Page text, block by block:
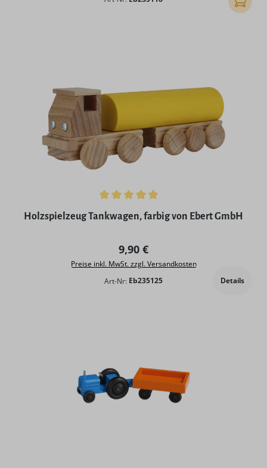
Durchschnittliche Bewertung von 5 von 5 Sternen
Holzspielzeug Tankwagen, farbig von Ebert GmbH
Regulärer Preis:
9,90 €
Preise inkl. MwSt. zzgl. Versandkosten
Art-Nr: Eb235125 Details